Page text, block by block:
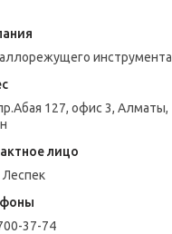
инструмента
127, офис 3, Алматы,
37-74